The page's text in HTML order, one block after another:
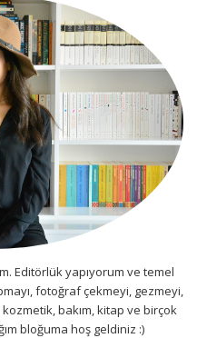
Editörlük yapıyorum ve temel
fotoğraf çekmeyi, gezmeyi,
bakım, kitap ve birçok
bloğuma hoş geldiniz :)